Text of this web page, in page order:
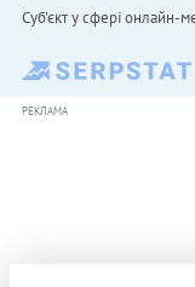
Cуб'єкт у сфері онлайн-
РЕКЛАМА